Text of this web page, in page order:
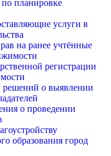
планировке
услуги в
на ранее учтённые
регистрации
о выявлении
о проведении
образования город